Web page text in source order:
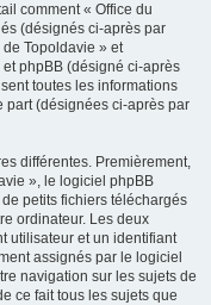
comment « Office du
(désignés ci-après par
Topoldavie » et
phpBB (désigné ci-après
toutes les informations
part (désignées ci-après par
différentes. Premièrement,
», le logiciel phpBB
petits fichiers téléchargés
ordinateur. Les deux
utilisateur et un identifiant
assignés par le logiciel
navigation sur les sujets de
ce fait tous les sujets que